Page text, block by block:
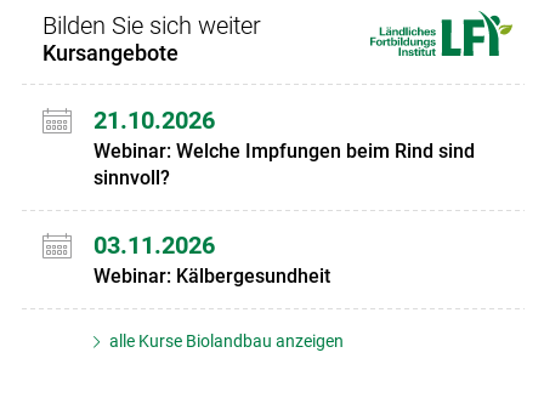
Bilden Sie sich weiter
Kursangebote
21.10.2026
Webinar: Welche Impfungen beim Rind sind
sinnvoll?
03.11.2026
Webinar: Kälbergesundheit
alle Kurse Biolandbau anzeigen